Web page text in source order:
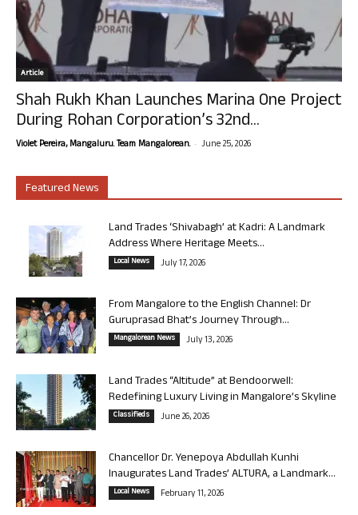
Article
Shah Rukh Khan Launches Marina One Project
During Rohan Corporation’s 32nd...
Violet Pereira, Mangaluru. Team Mangalorean. - June 25, 2026
Featured News
Land Trades ‘Shivabagh’ at Kadri: A Landmark
Address Where Heritage Meets...
Local News July 17, 2026
From Mangalore to the English Channel: Dr
Guruprasad Bhat’s Journey Through...
Mangalorean News July 13, 2026
Land Trades “Altitude” at Bendoorwell:
Redefining Luxury Living in Mangalore’s Skyline
Classifieds June 26, 2026
Chancellor Dr. Yenepoya Abdullah Kunhi
Inaugurates Land Trades’ ALTURA, a Landmark...
Local News February 11, 2026